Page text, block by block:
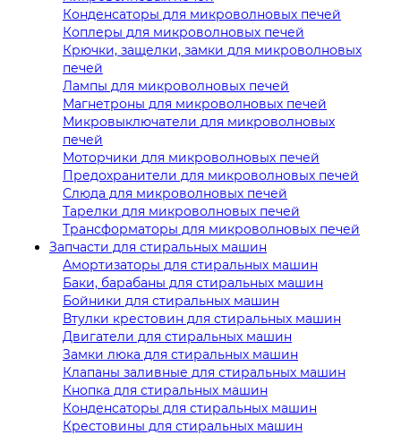
Конденсаторы для микроволновых печей
Коплеры для микроволновых печей
Крючки, защелки, замки для микроволновых
печей
Лампы для микроволновых печей
Магнетроны для микроволновых печей
Микровыключатели для микроволновых
печей
Моторчики для микроволновых печей
Предохранители для микроволновых печей
Слюда для микроволновых печей
Тарелки для микроволновых печей
Трансформаторы для микроволновых печей
Запчасти для стиральных машин
Амортизаторы для стиральных машин
Баки, барабаны для стиральных машин
Бойники для стиральных машин
Втулки крестовин для стиральных машин
Двигатели для стиральных машин
Замки люка для стиральных машин
Клапаны заливные для стиральных машин
Кнопка для стиральных машин
Конденсаторы для стиральных машин
Крестовины для стиральных машин